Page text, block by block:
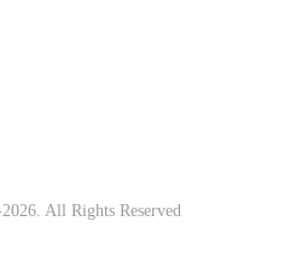
2026. All Rights Reserved